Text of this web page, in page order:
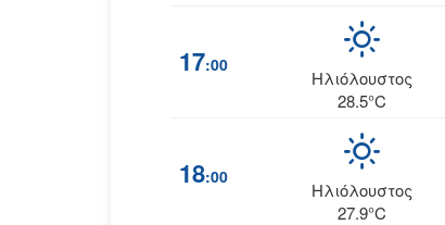
17:00
Ηλιόλουστος
28.5°C
18:00
Ηλιόλουστος
27.9°C